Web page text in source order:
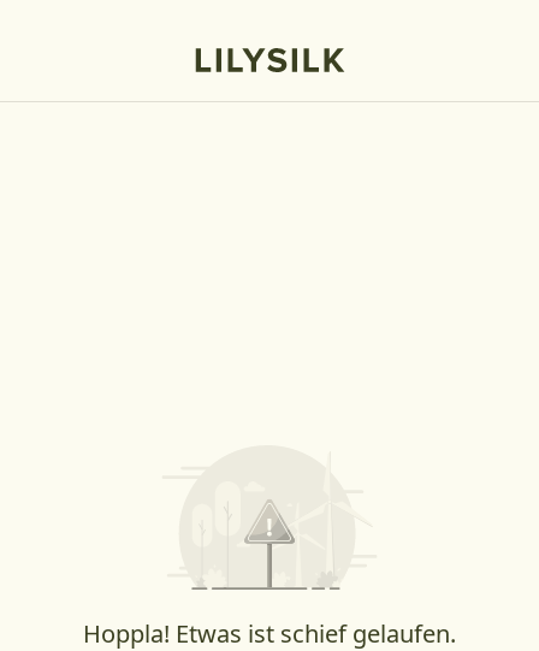
Hoppla! Etwas ist schief gelaufen.